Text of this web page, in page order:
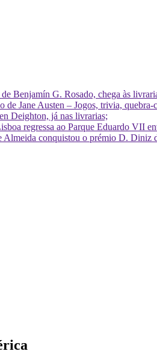
Benjamín G. Rosado, chega às
de Jane Austen – Jogos, trivia,
Deighton, já nas livrarias;
regressa ao Parque Eduardo VII
Almeida conquistou o prémio D. Diniz